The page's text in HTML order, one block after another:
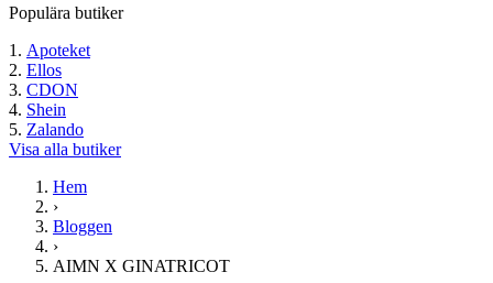
Populära butiker
Apoteket
Ellos
CDON
Shein
Zalando
Visa alla butiker
Hem
›
Bloggen
›
AIMN X GINATRICOT